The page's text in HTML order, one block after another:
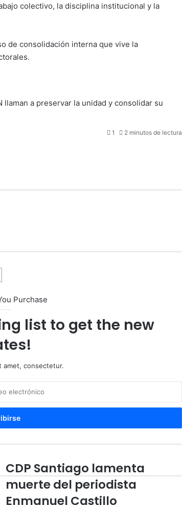
colectivo, la disciplina institucional y la
de consolidación interna que vive la
a preservar la unidad y consolidar su
1 2 minutos de lectura
Purchase
list to get the new
amet, consectetur.
CDP
Santiago
lamenta
muerte
CDP Santiago lamenta
muerte del periodista
Enmanuel Castillo